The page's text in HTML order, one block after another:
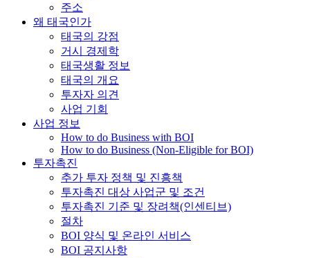
주소
왜 태국인가
태국의 강점
거시 경제학
태국생활 정보
태국의 개요
투자자 의견
사업 기회
사업 정보
How to do Business with BOI
How to do Business (Non-Eligible for BOI)
투자촉진
추가 투자 정책 및 진흥책
투자촉진 대상 사업군 및 조건
투자촉진 기준 및 장려책(인센티브)
절차
BOI 양식 및 온라인 서비스
BOI 공지사항